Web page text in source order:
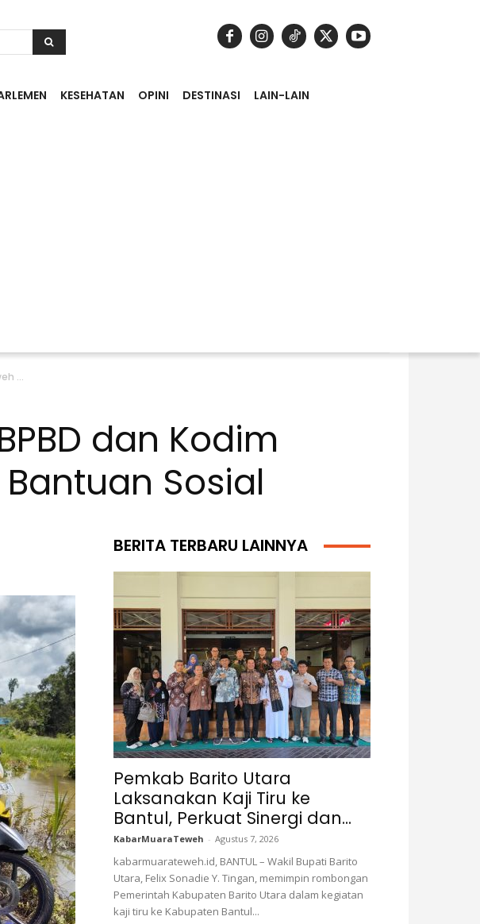
KESEHATAN OPINI DESTINASI LAIN-LAIN
...
dan Kodim
Sosial
BERITA TERBARU LAINNYA
Pemkab Barito Utara
Laksanakan Kaji Tiru ke
Bantul, Perkuat Sinergi dan...
KabarMuaraTeweh - Agustus 7, 2026
kabarmuarateweh.id, BANTUL – Wakil Bupati Barito
Utara, Felix Sonadie Y. Tingan, memimpin rombongan
Pemerintah Kabupaten Barito Utara dalam kegiatan
kaji tiru ke Kabupaten Bantul...